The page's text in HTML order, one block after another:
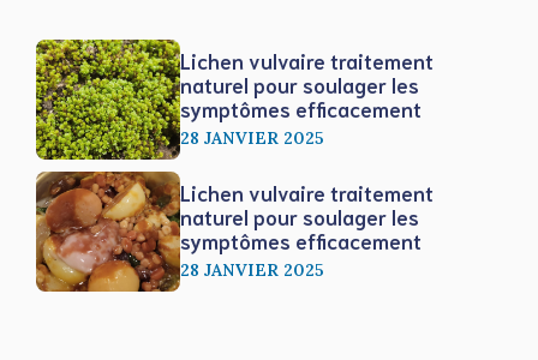
Lichen vulvaire traitement
naturel pour soulager les
symptômes efficacement
28 JANVIER 2025
Lichen vulvaire traitement
naturel pour soulager les
symptômes efficacement
28 JANVIER 2025